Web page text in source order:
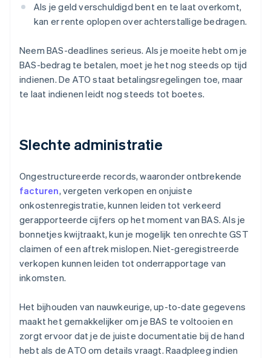
Als je geld verschuldigd bent en te laat overkomt,
kan er rente oplopen over achterstallige bedragen.
Neem BAS-deadlines serieus. Als je moeite hebt om je
BAS-bedrag te betalen, moet je het nog steeds op tijd
indienen. De ATO staat betalingsregelingen toe, maar
te laat indienen leidt nog steeds tot boetes.
Slechte administratie
Ongestructureerde records, waaronder ontbrekende
facturen, vergeten verkopen en onjuiste
onkostenregistratie, kunnen leiden tot verkeerd
gerapporteerde cijfers op het moment van BAS. Als je
bonnetjes kwijtraakt, kun je mogelijk ten onrechte GST
claimen of een aftrek mislopen. Niet-geregistreerde
verkopen kunnen leiden tot onderrapportage van
inkomsten.
Het bijhouden van nauwkeurige, up-to-date gegevens
maakt het gemakkelijker om je BAS te voltooien en
zorgt ervoor dat je de juiste documentatie bij de hand
hebt als de ATO om details vraagt. Raadpleeg indien